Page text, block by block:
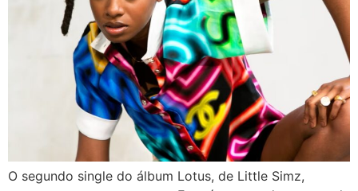
O segundo single do álbum Lotus, de Little Simz,